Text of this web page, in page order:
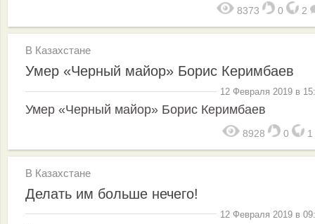
8373 0 2
В Казахстане
Умер «Черный майор» Борис Керимбаев
12 Февраля 2019 в
Умер «Черный майор» Борис Керимбаев
8928 0 1
В Казахстане
Делать им больше нечего!
12 Февраля 2019 в